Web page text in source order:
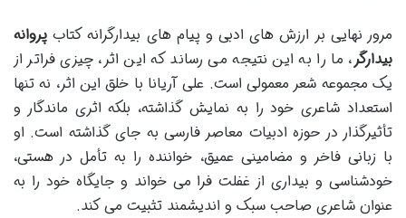
مرور نهایی بر ارزش های ادبی و پیام های بیدارگرانه کتاب پروانه
بیدارگر، ما را به این نتیجه می رساند که این اثر، چیزی فراتر از
یک مجموعه شعر معمولی است. علی آریانا با خلق این اثر، نه تنها
استعداد شاعری خود را به نمایش گذاشته، بلکه اثری ماندگار و
تأثیرگذار در حوزه ادبیات معاصر فارسی به جای گذاشته است. او
با زبانی فاخر و مضامینی عمیق، خواننده را به تأمل در هستی،
خودشناسی و بیداری از غفلت فرا می خواند و جایگاه خود را به
عنوان شاعری صاحب سبک و اندیشمند تثبیت می کند.